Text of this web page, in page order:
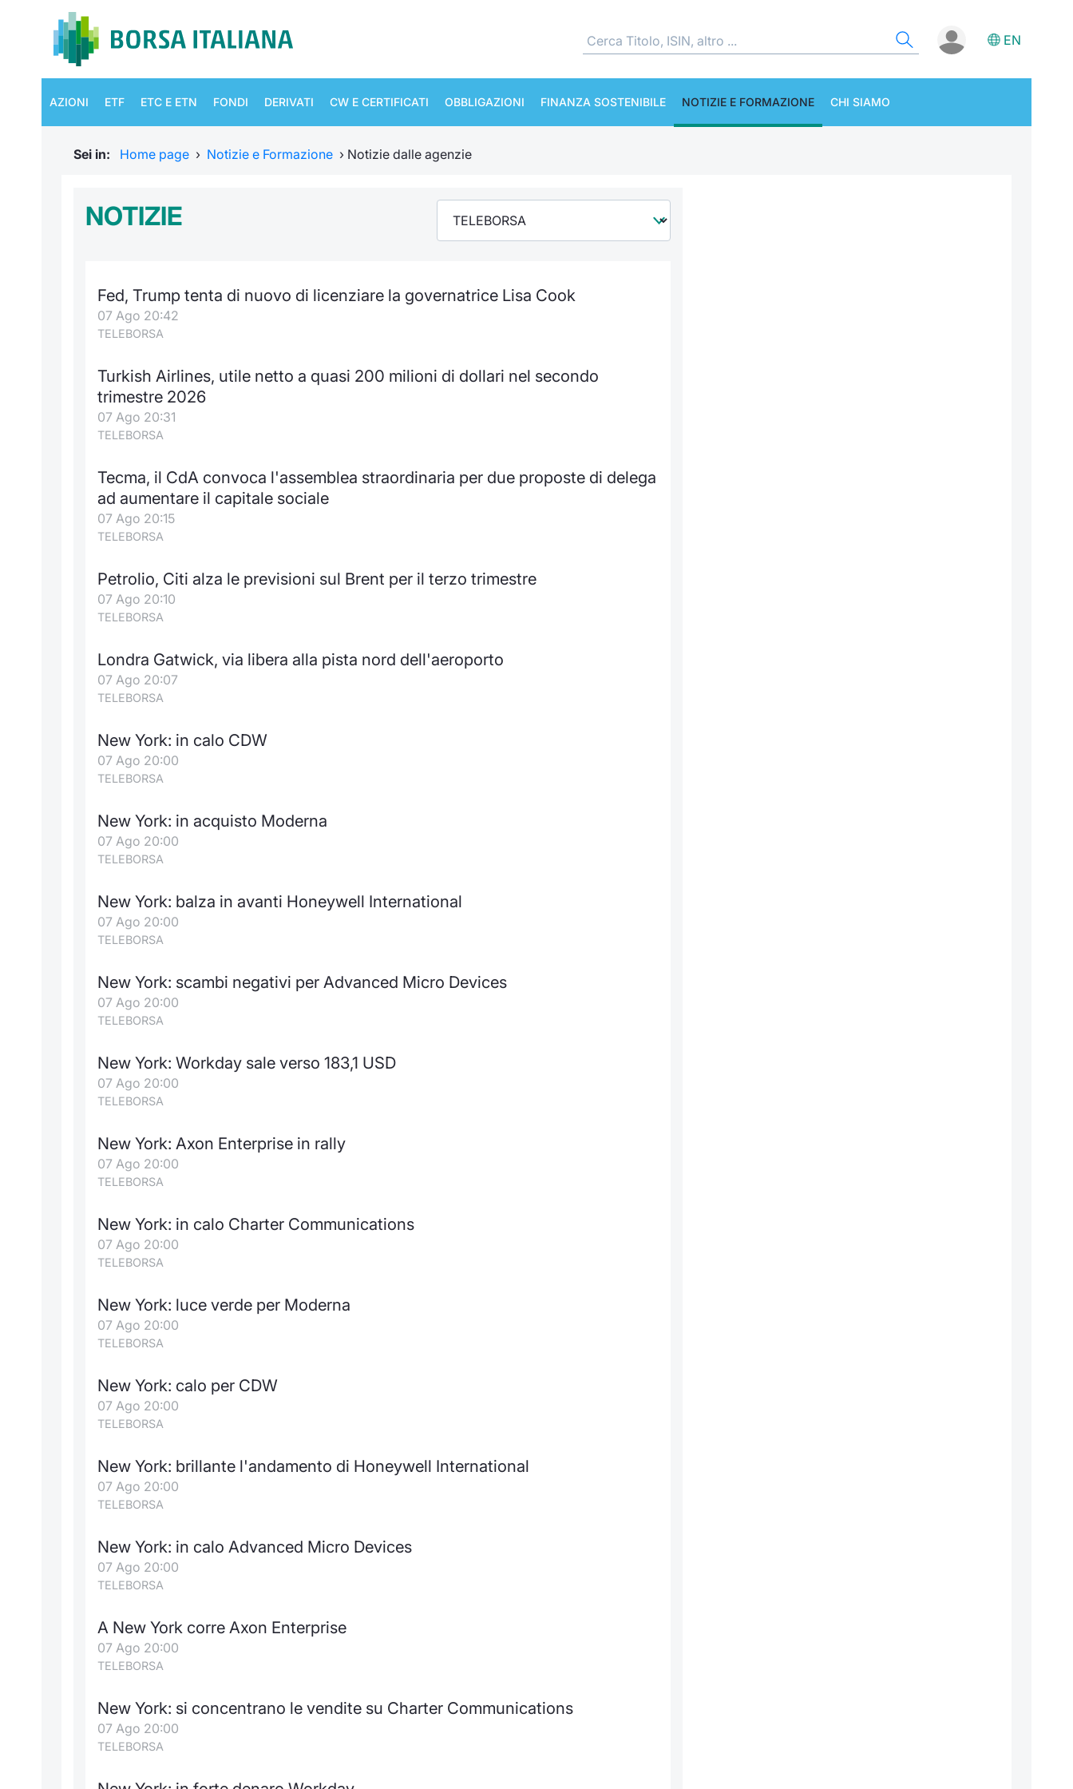
EN
AZIONI ETF ETC E ETN FONDI DERIVATI CW E CERTIFICATI OBBLIGAZIONI FINANZA SOSTENIBILE NOTIZIE E FORMAZIONE CHI SIAMO
Sei in: Home page › Notizie e Formazione › Notizie dalle agenzie
NOTIZIE
Fed, Trump tenta di nuovo di licenziare la governatrice Lisa Cook
07 Ago 20:42
TELEBORSA
Turkish Airlines, utile netto a quasi 200 milioni di dollari nel secondo
trimestre 2026
07 Ago 20:31
TELEBORSA
Tecma, il CdA convoca l'assemblea straordinaria per due proposte di delega
ad aumentare il capitale sociale
07 Ago 20:15
TELEBORSA
Petrolio, Citi alza le previsioni sul Brent per il terzo trimestre
07 Ago 20:10
TELEBORSA
Londra Gatwick, via libera alla pista nord dell'aeroporto
07 Ago 20:07
TELEBORSA
New York: in calo CDW
07 Ago 20:00
TELEBORSA
New York: in acquisto Moderna
07 Ago 20:00
TELEBORSA
New York: balza in avanti Honeywell International
07 Ago 20:00
TELEBORSA
New York: scambi negativi per Advanced Micro Devices
07 Ago 20:00
TELEBORSA
New York: Workday sale verso 183,1 USD
07 Ago 20:00
TELEBORSA
New York: Axon Enterprise in rally
07 Ago 20:00
TELEBORSA
New York: in calo Charter Communications
07 Ago 20:00
TELEBORSA
New York: luce verde per Moderna
07 Ago 20:00
TELEBORSA
New York: calo per CDW
07 Ago 20:00
TELEBORSA
New York: brillante l'andamento di Honeywell International
07 Ago 20:00
TELEBORSA
New York: in calo Advanced Micro Devices
07 Ago 20:00
TELEBORSA
A New York corre Axon Enterprise
07 Ago 20:00
TELEBORSA
New York: si concentrano le vendite su Charter Communications
07 Ago 20:00
TELEBORSA